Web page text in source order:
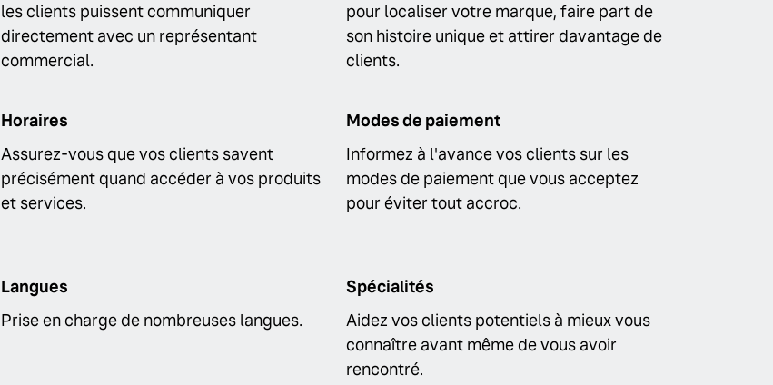
les clients puissent communiquer
directement avec un représentant
commercial.
pour localiser votre marque, faire part de
son histoire unique et attirer davantage de
clients.
Horaires
Assurez-vous que vos clients savent
précisément quand accéder à vos produits
et services.
Modes de paiement
Informez à l'avance vos clients sur les
modes de paiement que vous acceptez
pour éviter tout accroc.
Langues
Prise en charge de nombreuses langues.
Spécialités
Aidez vos clients potentiels à mieux vous
connaître avant même de vous avoir
rencontré.